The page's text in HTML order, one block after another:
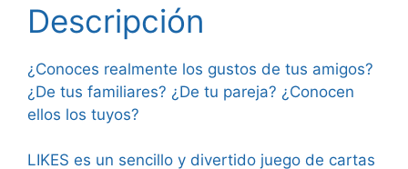
Descripción
¿Conoces realmente los gustos de tus amigos?
¿De tus familiares? ¿De tu pareja? ¿Conocen
ellos los tuyos?
LIKES es un sencillo y divertido juego de cartas